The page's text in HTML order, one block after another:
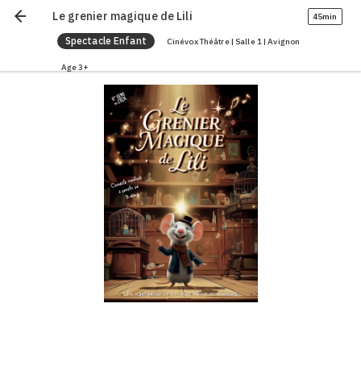
arrow_back Le grenier magique de Lili 45min
Spectacle Enfant
Age 3+
Cinévox Théâtre | Salle 1 | Avignon